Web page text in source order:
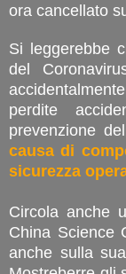
ora cancellato
Si leggerebbe
del
perdite
prevenzione
causa di
sicurezza
Circola anche
China Science
anche sulla